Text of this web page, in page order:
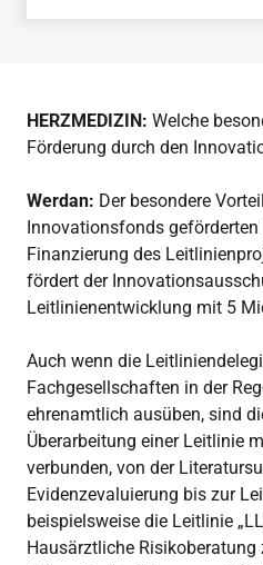
HERZMEDIZIN: Welche
Förderung durch den
Werdan: Der besondere
Innovationsfonds
Finanzierung des
fördert der
Leitlinienentwicklung mit 5
Auch wenn die
Fachgesellschaften in der
ehrenamtlich ausüben, sind
Überarbeitung einer Leitlinie
verbunden, von der
Evidenzevaluierung bis zur
beispielsweise die Leitlinie
Hausärztliche